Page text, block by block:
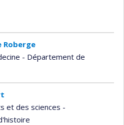
Roberge
- Département de
et des sciences -